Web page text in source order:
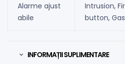
Alarme ajust
abile
Intrusion,
button,
INFORMAȚII SUPLIMENTARE